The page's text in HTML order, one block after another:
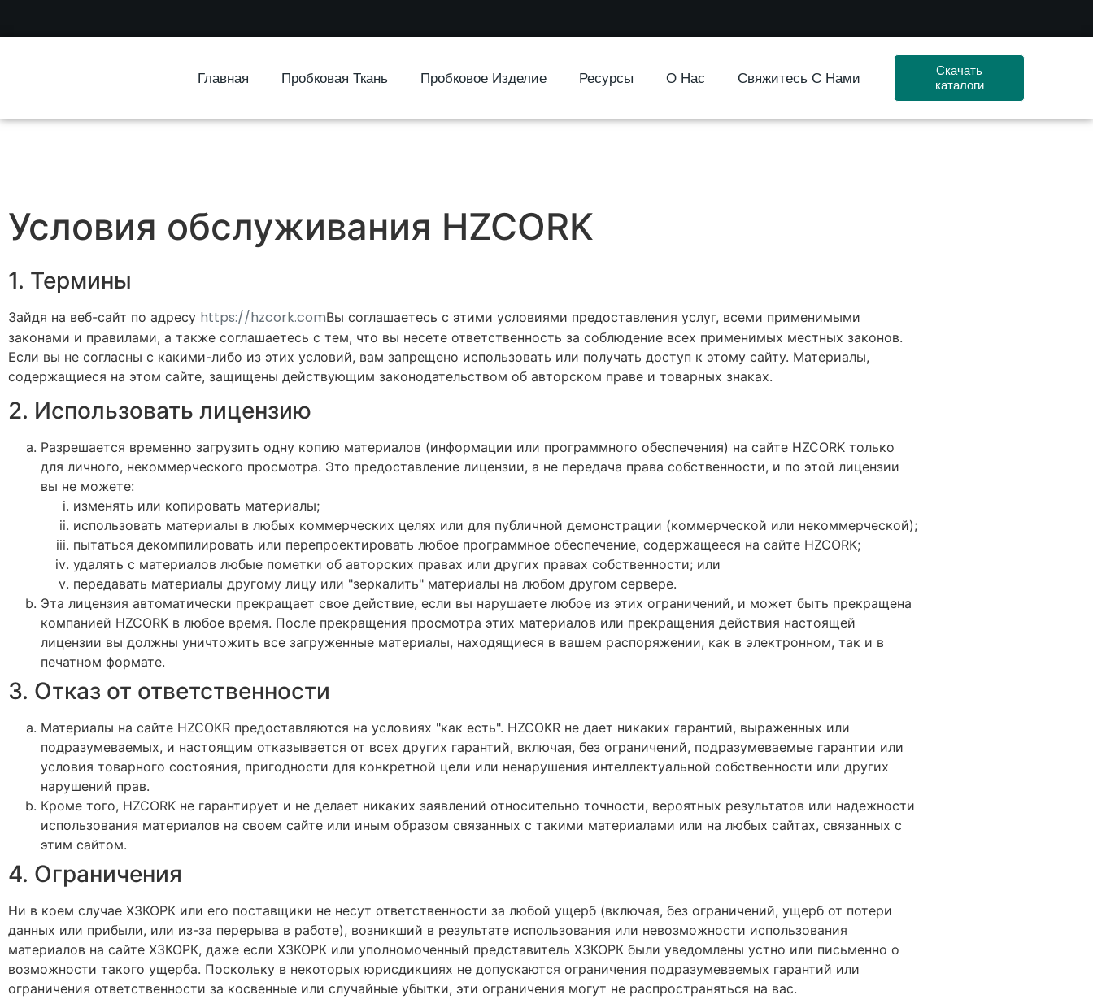
Главная Пробковая Ткань Пробковое Изделие Ресурсы О Нас Свяжитесь С Нами
Скачать
каталоги
Условия обслуживания HZCORK
1. Термины
Зайдя на веб-сайт по адресу https://hzcork.comВы соглашаетесь с этими условиями предоставления услуг, всеми применимыми
законами и правилами, а также соглашаетесь с тем, что вы несете ответственность за соблюдение всех применимых местных законов.
Если вы не согласны с какими-либо из этих условий, вам запрещено использовать или получать доступ к этому сайту. Материалы,
содержащиеся на этом сайте, защищены действующим законодательством об авторском праве и товарных знаках.
2. Использовать лицензию
Разрешается временно загрузить одну копию материалов (информации или программного обеспечения) на сайте HZCORK только
для личного, некоммерческого просмотра. Это предоставление лицензии, а не передача права собственности, и по этой лицензии
вы не можете:
изменять или копировать материалы;
использовать материалы в любых коммерческих целях или для публичной демонстрации (коммерческой или некоммерческой);
пытаться декомпилировать или перепроектировать любое программное обеспечение, содержащееся на сайте HZCORK;
удалять с материалов любые пометки об авторских правах или других правах собственности; или
передавать материалы другому лицу или "зеркалить" материалы на любом другом сервере.
Эта лицензия автоматически прекращает свое действие, если вы нарушаете любое из этих ограничений, и может быть прекращена
компанией HZCORK в любое время. После прекращения просмотра этих материалов или прекращения действия настоящей
лицензии вы должны уничтожить все загруженные материалы, находящиеся в вашем распоряжении, как в электронном, так и в
печатном формате.
3. Отказ от ответственности
Материалы на сайте HZCOKR предоставляются на условиях "как есть". HZCOKR не дает никаких гарантий, выраженных или
подразумеваемых, и настоящим отказывается от всех других гарантий, включая, без ограничений, подразумеваемые гарантии или
условия товарного состояния, пригодности для конкретной цели или ненарушения интеллектуальной собственности или других
нарушений прав.
Кроме того, HZCORK не гарантирует и не делает никаких заявлений относительно точности, вероятных результатов или надежности
использования материалов на своем сайте или иным образом связанных с такими материалами или на любых сайтах, связанных с
этим сайтом.
4. Ограничения
Ни в коем случае ХЗКОРК или его поставщики не несут ответственности за любой ущерб (включая, без ограничений, ущерб от потери
данных или прибыли, или из-за перерыва в работе), возникший в результате использования или невозможности использования
материалов на сайте ХЗКОРК, даже если ХЗКОРК или уполномоченный представитель ХЗКОРК были уведомлены устно или письменно о
возможности такого ущерба. Поскольку в некоторых юрисдикциях не допускаются ограничения подразумеваемых гарантий или
ограничения ответственности за косвенные или случайные убытки, эти ограничения могут не распространяться на вас.